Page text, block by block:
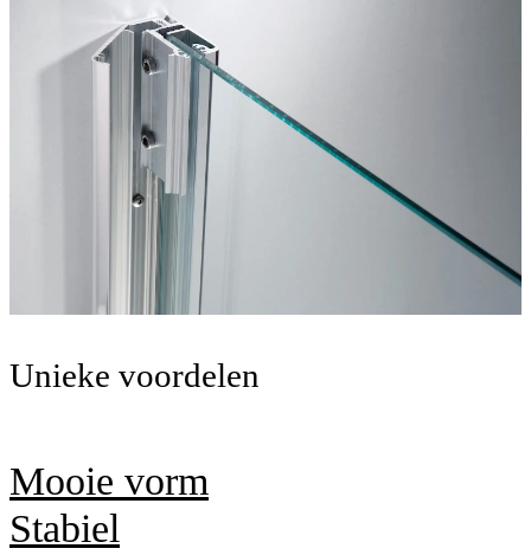
Unieke voordelen
Mooie vorm
Stabiel